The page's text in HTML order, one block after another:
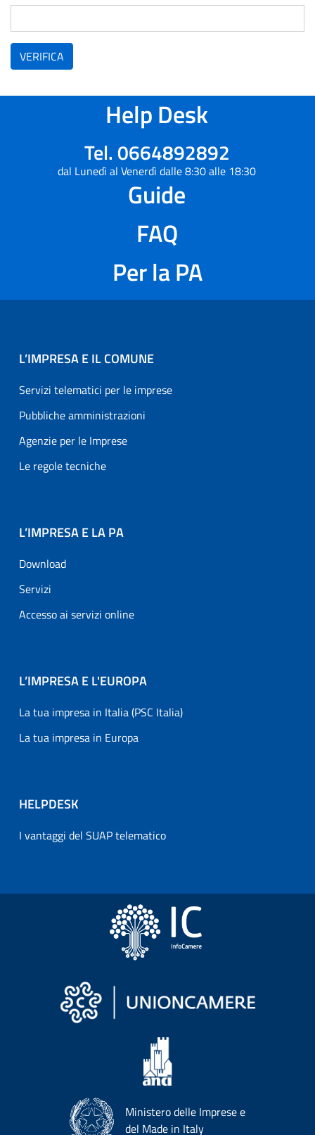
VERIFICA
Help Desk
Tel. 0664892892
dal Lunedì al Venerdì dalle 8:30 alle 18:30
Guide
FAQ
Per la PA
L’IMPRESA E IL COMUNE
Servizi telematici per le imprese
Pubbliche amministrazioni
Agenzie per le Imprese
Le regole tecniche
L’IMPRESA E LA PA
Download
Servizi
Accesso ai servizi online
L’IMPRESA E L'EUROPA
La tua impresa in Italia (PSC Italia)
La tua impresa in Europa
HELPDESK
I vantaggi del SUAP telematico
Ministero delle Imprese e
del Made in Italy